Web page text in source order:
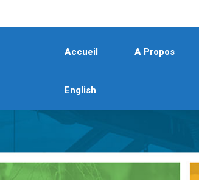
Accueil A Propos
English